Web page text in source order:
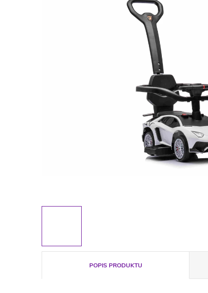
POPIS PRODUKTU